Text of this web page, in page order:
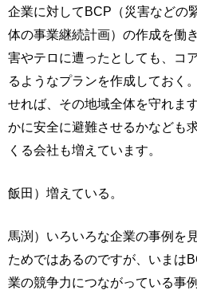
企業に対してBCP（災害などの
体の事業継続計画）の作成を働
害やテロに遭ったとしても、コ
るようなプランを作成しておく
せれば、その地域全体を守れま
かに安全に避難させるかなども
くる会社も増えています。
飯田）増えている。
馬渕）いろいろな企業の事例を
ためではあるのですが、いまは
業の競争力につながっている事